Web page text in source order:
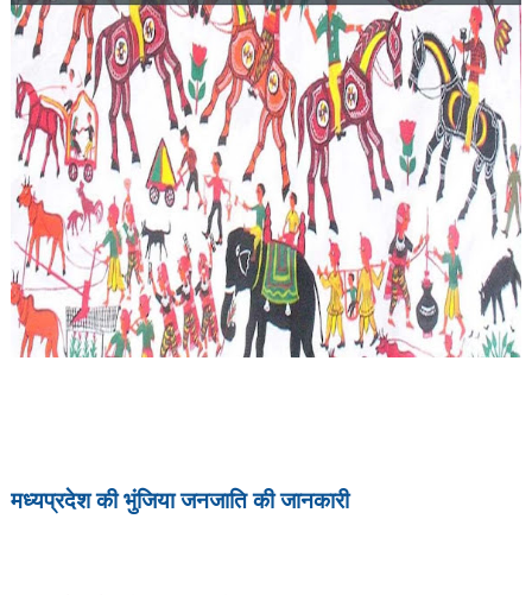
मध्यप्रदेश की भुंजिया जनजाति की जानकारी